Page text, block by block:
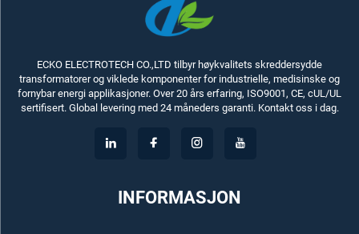
ECKO ELECTROTECH CO.,LTD tilbyr høykvalitets skreddersydde
transformatorer og viklede komponenter for industrielle, medisinske og
fornybar energi applikasjoner. Over 20 års erfaring, ISO9001, CE, cUL/UL
sertifisert. Global levering med 24 måneders garanti. Kontakt oss i dag.
INFORMASJON